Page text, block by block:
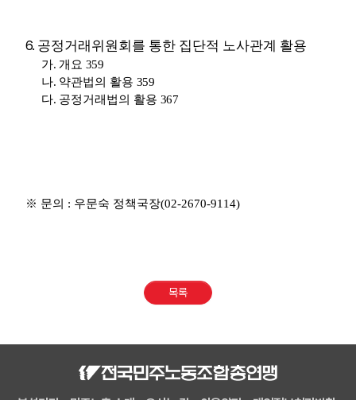
6. 공정거래위원회를 통한 집단적 노사관계 활용
가. 개요 359
나. 약관법의 활용 359
다. 공정거래법의 활용 367
※ 문의 : 우문숙 정책국장(02-2670-9114)
목록